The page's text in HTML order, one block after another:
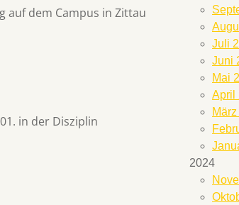
auf dem Campus in Zittau
in der Disziplin
Juli
Juni
Mai
April
2024